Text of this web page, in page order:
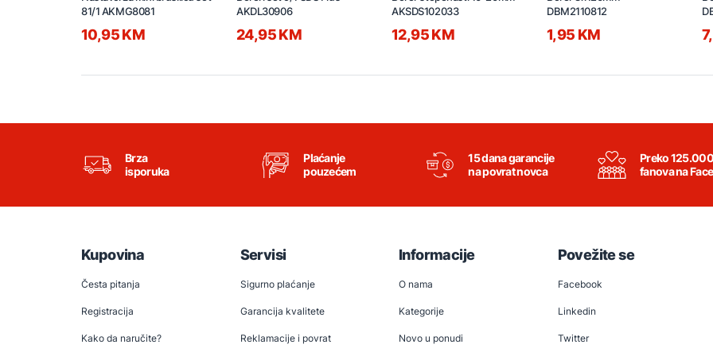
81/1 AKMG8081
10,95 KM
AKDL30906
24,95 KM
AKSDS102033
12,95 KM
DBM2110812
1,95 KM
Brza
isporuka
Plaćanje
pouzećem
15 dana garancije
na povrat novca
Preko
fanova na
Kupovina
Česta pitanja
Registracija
Kako da naručite?
Servisi
Sigurno plaćanje
Garancija kvalitete
Reklamacije i povrat
Informacije
O nama
Kategorije
Novo u ponudi
Povežite se
Facebook
Linkedin
Twitter